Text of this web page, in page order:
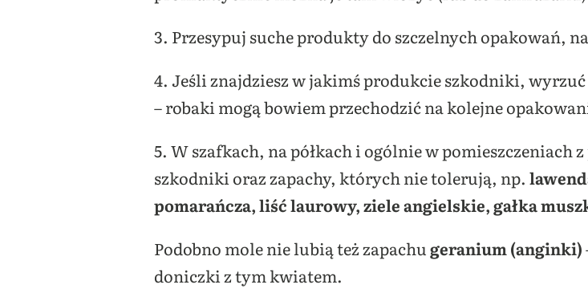
3. Przesypuj suche produkty do szczelnych opakowań,
4. Jeśli znajdziesz w jakimś produkcie szkodniki, wyrzuć
– robaki mogą bowiem przechodzić na kolejne
5. W szafkach, na półkach i ogólnie w pomieszczeniach
szkodniki oraz zapachy, których nie tolerują, np.
pomarańcza, liść laurowy, ziele angielskie, gałka
Podobno mole nie lubią też zapachugeranium (anginki)
doniczki z tym kwiatem.